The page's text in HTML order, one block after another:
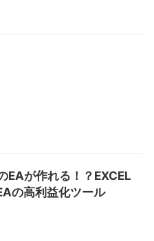
EAが作れる！？EXCEL
の高利益化ツール